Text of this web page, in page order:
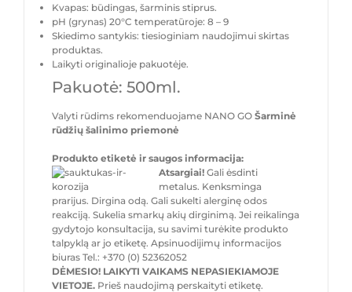
Kvapas: būdingas, šarminis stiprus.
pH (grynas) 20°C temperatūroje: 8 – 9
Skiedimo santykis: tiesioginiam naudojimui skirtas
produktas.
Laikyti originalioje pakuotėje.
Pakuotė: 500ml.
Valyti rūdims rekomenduojame NANO GO Šarminė
rūdžių šalinimo priemonė
Produkto etiketė ir saugos informacija:
Atsargiai! Gali ėsdinti
metalus. Kenksminga
prarijus. Dirgina odą. Gali sukelti alerginę odos
reakciją. Sukelia smarkų akių dirginimą. Jei reikalinga
gydytojo konsultacija, su savimi turėkite produkto
talpyklą ar jo etiketę. Apsinuodijimų informacijos
biuras Tel.: +370 (0) 52362052
DĖMESIO! LAIKYTI VAIKAMS NEPASIEKIAMOJE
VIETOJE. Prieš naudojimą perskaityti etiketę.